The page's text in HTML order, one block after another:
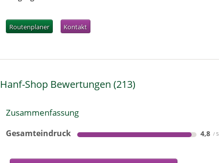
Routenplaner Kontakt
Hanf-Shop Bewertungen 213
Zusammenfassung
Gesamteindruck 4,8